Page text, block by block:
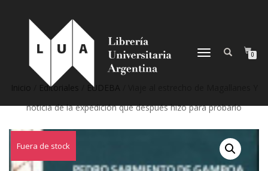
NAVEGACIÓN
0
Editoriales EUDEBA
noticia de la expedición que después hizo para probarlo
Fuera de stock